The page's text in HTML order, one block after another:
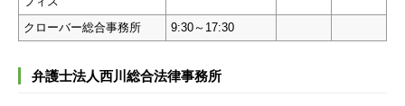
クローバー総合事務所 9:30～17:30
弁護士法人西川総合法律事務所